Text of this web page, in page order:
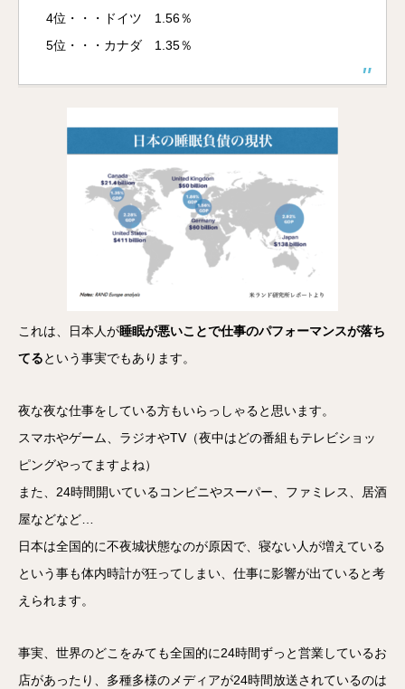
4位・・・ドイツ 1.56％
5位・・・カナダ 1.35％
これは、日本人が睡眠が悪いことで仕事のパフォーマンスが落ち
てるという事実でもあります。
夜な夜な仕事をしている方もいらっしゃると思います。
スマホやゲーム、ラジオやTV（夜中はどの番組もテレビショッ
ピングやってますよね）
また、24時間開いているコンビニやスーパー、ファミレス、居酒
屋などなど…
日本は全国的に不夜城状態なのが原因で、寝ない人が増えている
という事も体内時計が狂ってしまい、仕事に影響が出ていると考
えられます。
事実、世界のどこをみても全国的に24時間ずっと営業しているお
店があったり、多種多様のメディアが24時間放送されているのは